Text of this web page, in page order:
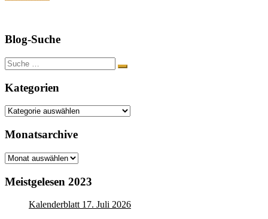
Blog-Suche
Suche
nach:
Kategorien
Kategorien
Monatsarchive
Monatsarchive
Meistgelesen 2023
Kalenderblatt 17. Juli 2026